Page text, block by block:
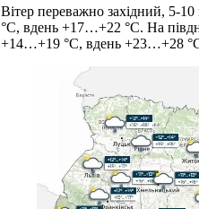
Вітер переважно західний, 5-
°C, вдень +17…+22 °C. На
+14…+19 °C, вдень +23…+28